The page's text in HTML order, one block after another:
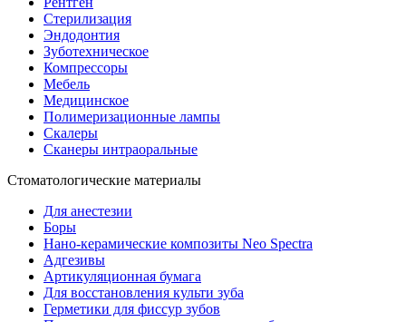
Стерилизация
Эндодонтия
Зуботехническое
Компрессоры
Мебель
Медицинское
Полимеризационные лампы
Скалеры
Сканеры интраоральные
Стоматологические материалы
Для анестезии
Боры
Нано-керамические композиты Neo Spectra
Адгезивы
Артикуляционная бумага
Для восстановления культи зуба
Герметики для фиссур зубов